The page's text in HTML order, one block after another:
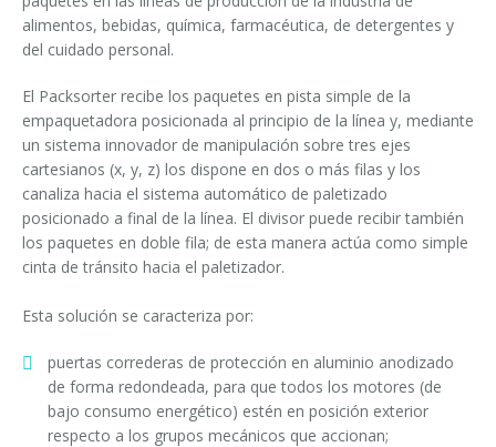
entrada en línea
Cursos paletizadores
alimentos, bebidas, química, farmacéutica, de detergentes y
del cuidado personal.
El Packsorter recibe los paquetes en pista simple de la
empaquetadora posicionada al principio de la línea y, mediante
un sistema innovador de manipulación sobre tres ejes
cartesianos (x, y, z) los dispone en dos o más filas y los
canaliza hacia el sistema automático de paletizado
posicionado a final de la línea. El divisor puede recibir también
los paquetes en doble fila; de esta manera actúa como simple
cinta de tránsito hacia el paletizador.
Esta solución se caracteriza por:
puertas correderas de protección en aluminio anodizado
de forma redondeada, para que todos los motores (de
bajo consumo energético) estén en posición exterior
respecto a los grupos mecánicos que accionan;